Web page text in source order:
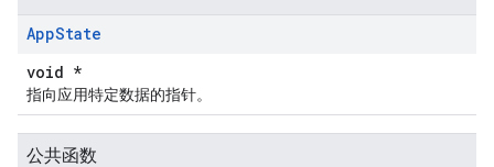
AppState
void *
指向应用特定数据的指针。
公共函数